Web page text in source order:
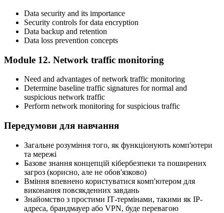
Data security and its importance
Security controls for data encryption
Data backup and retention
Data loss prevention concepts
Module 12. Network traffic monitoring
Need and advantages of network traffic monitoring
Determine baseline traffic signatures for normal and
suspicious network traffic
Perform network monitoring for suspicious traffic
Передумови для навчання
Загальне розуміння того, як функціонують комп'ютери
та мережі
Базове знання концепцій кібербезпеки та поширених
загроз (корисно, але не обов'язково)
Вміння впевнено користуватися комп'ютером для
виконання повсякденних завдань
Знайомство з простими ІТ-термінами, такими як IP-
адреса, брандмауер або VPN, буде перевагою